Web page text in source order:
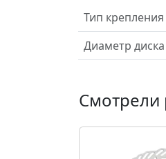
Тип
Диаметр диска
Смотрели